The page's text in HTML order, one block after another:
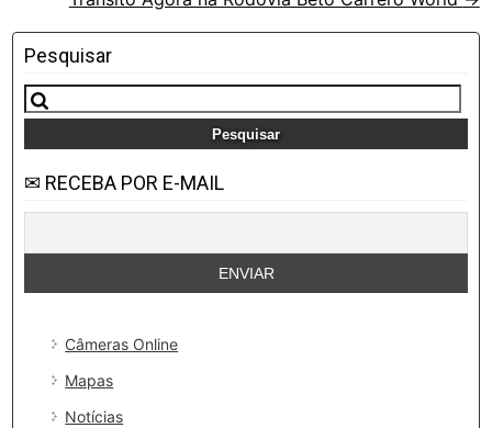
outras
vias
Pesquisar
Pesquisar
por:
✉ RECEBA POR E-MAIL
Câmeras Online
Mapas
Notícias